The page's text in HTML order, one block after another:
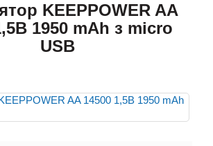
KEEPPOWER AA
1950 mAh з micro
USB